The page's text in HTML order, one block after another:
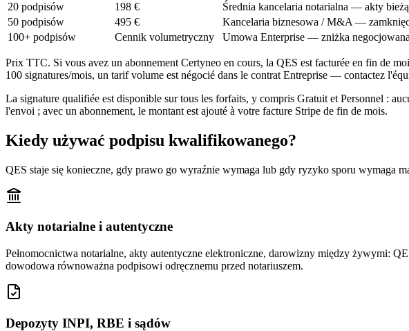
20 podpisów
198 €
Średnia kancelaria notarialna — akty
50 podpisów
495 €
Kancelaria biznesowa / M&A —
100+ podpisów
Cennik volumetryczny Umowa Enterprise — zniżka
Prix TTC. Si vous avez un abonnement Certyneo en cours, la QES est facturée en fin de
100 signatures/mois, un tarif volume est négocié dans le contrat Entreprise — contactez
La signature qualifiée est disponible sur tous les forfaits, y compris Gratuit et Personnel :
l'envoi ; avec un abonnement, le montant est ajouté à votre facture Stripe de fin de mois.
Kiedy używać podpisu kwalifikowanego?
QES staje się konieczne, gdy prawo go wyraźnie wymaga lub gdy ryzyko sporu wymaga
Akty notarialne i autentyczne
Pełnomocnictwa notarialne, akty autentyczne elektroniczne, darowizny między żywymi:
dowodowa równoważna podpisowi odręcznemu przed notariuszem.
Depozyty INPI, RBE i sądów